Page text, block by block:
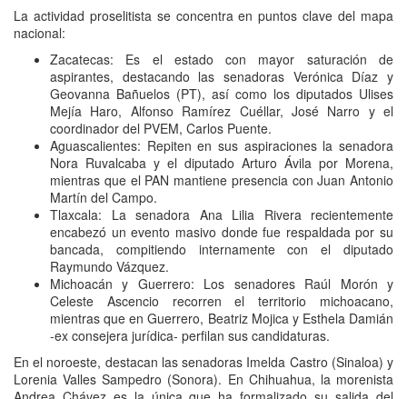
La actividad proselitista se concentra en puntos clave del mapa
nacional:
Zacatecas: Es el estado con mayor saturación de
aspirantes, destacando las senadoras Verónica Díaz y
Geovanna Bañuelos (PT), así como los diputados Ulises
Mejía Haro, Alfonso Ramírez Cuéllar, José Narro y el
coordinador del PVEM, Carlos Puente.
Aguascalientes: Repiten en sus aspiraciones la senadora
Nora Ruvalcaba y el diputado Arturo Ávila por Morena,
mientras que el PAN mantiene presencia con Juan Antonio
Martín del Campo.
Tlaxcala: La senadora Ana Lilia Rivera recientemente
encabezó un evento masivo donde fue respaldada por su
bancada, compitiendo internamente con el diputado
Raymundo Vázquez.
Michoacán y Guerrero: Los senadores Raúl Morón y
Celeste Ascencio recorren el territorio michoacano,
mientras que en Guerrero, Beatriz Mojica y Esthela Damián
-ex consejera jurídica- perfilan sus candidaturas.
En el noroeste, destacan las senadoras Imelda Castro (Sinaloa) y
Lorenia Valles Sampedro (Sonora). En Chihuahua, la morenista